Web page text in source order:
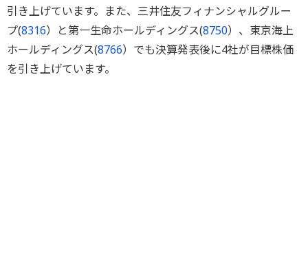
引き上げています。また、三井住友フィナンシャルグルー
プ(8316）と第一生命ホールディングス(8750）、東京海上
ホールディングス(8766）でも決算発表後に4社が目標株価
を引き上げています。